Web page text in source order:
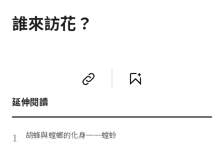
誰來訪花？
延伸閱讀
1 胡蜂與螳螂的化身──螳蛉